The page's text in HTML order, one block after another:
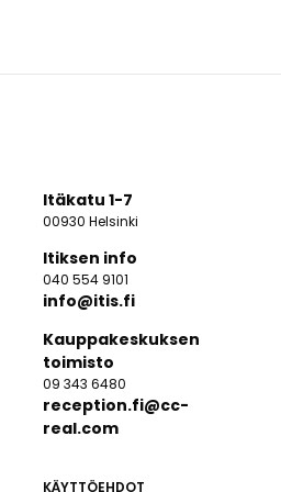
KÄYTTÖEHDOT
Itäkatu 1-7
00930 Helsinki
Itiksen info
040 554 9101
info@itis.fi
Kauppakeskuksen
toimisto
09 343 6480
reception.fi@cc-
real.com